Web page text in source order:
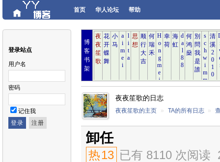
首页 华人论坛 帮助
登录站点
用户名
密码
记住我
博
客
书
架
夜夜笙歌的日志
夜夜笙歌的主页 » TA的所有日志 »
卸任
热13 已有 8110 次阅读